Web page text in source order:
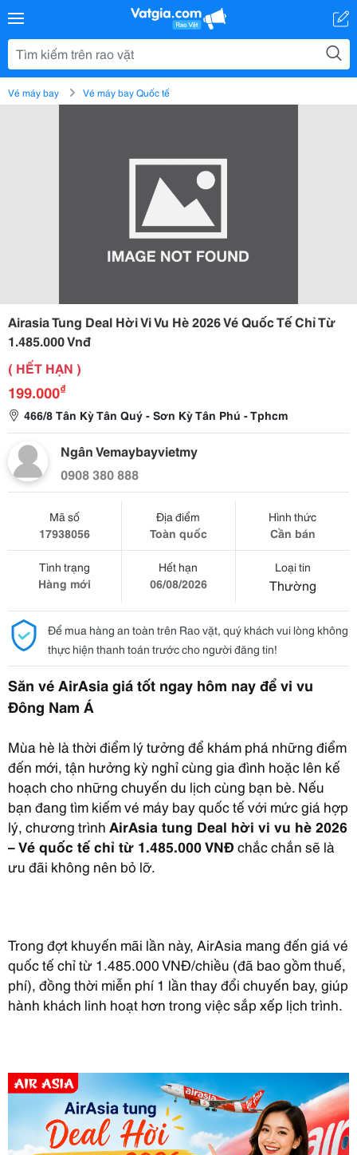
Vé máy bay Vé máy bay Quốc tế
Airasia Tung Deal Hời Vi Vu Hè 2026 Vé Quốc Tế Chỉ Từ
1.485.000 Vnđ
( HẾT HẠN )
199.000₫
466/8 Tân Kỳ Tân Quý - Sơn Kỳ Tân Phú - Tphcm
Ngân Vemaybayvietmy
0908 380 888
Mã số
17938056
Địa điểm
Toàn quốc
Hình thức
Cần bán
Tình trạng
Hàng mới
Hết hạn
06/08/2026
Loại tin
Thường
Để mua hàng an toàn trên Rao vặt, quý khách vui lòng không
thực hiện thanh toán trước cho người đăng tin!
Săn vé AirAsia giá tốt ngay hôm nay để vi vu
Đông Nam Á
Mùa hè là thời điểm lý tưởng để khám phá những điểm
đến mới, tận hưởng kỳ nghỉ cùng gia đình hoặc lên kế
hoạch cho những chuyến du lịch cùng bạn bè. Nếu
bạn đang tìm kiếm vé máy bay quốc tế với mức giá hợp
lý, chương trình AirAsia tung Deal hời vi vu hè 2026
– Vé quốc tế chỉ từ 1.485.000 VNĐ chắc chắn sẽ là
ưu đãi không nên bỏ lỡ.
Trong đợt khuyến mãi lần này, AirAsia mang đến giá vé
quốc tế chỉ từ 1.485.000 VNĐ/chiều (đã bao gồm thuế,
phí), đồng thời miễn phí 1 lần thay đổi chuyến bay, giúp
hành khách linh hoạt hơn trong việc sắp xếp lịch trình.